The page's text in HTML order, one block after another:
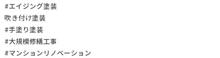
#エイジング塗装
吹き付け塗装
#手塗り塗装
#大規模修繕工事
#マンションリノベーション